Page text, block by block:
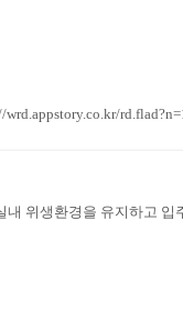
내 위생환경을 유지하고